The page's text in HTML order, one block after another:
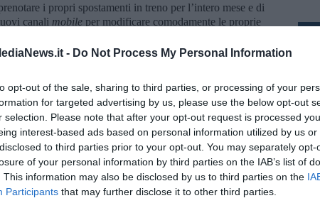
- Do Not Process My Personal Information
opt-out of the sale, sharing to third parties, or processing of your
for targeted advertising by us, please use the below opt-out
selection. Please note that after your opt-out request is processed
interest-based ads based on personal information utilized by us or
to third parties prior to your opt-out. You may separately opt-
of your personal information by third parties on the IAB’s list of
This information may also be disclosed by us to third parties on the
Participants that may further disclose it to other third parties.
i propri spostamenti in treno per l’intero mese e di
canali mobile per modificare comodamente le proprie
che non abbia provveduto ad effettuare la prenotazione del
fino al 30 settembre salire sul treno e viaggiare senza
si è resa necessaria per non far correre ai clienti il rischio di
all’Autorità di Regolazione dei Trasporti e all’Autorità
proporre di attivare una sorta di “abbonamento unico”
Velocità sarà possibile accedere indifferentemente sia
gli orari delle due imprese si integrerebbero perfettamente su
– Bologna – Firenze – Roma – Napoli - Salerno."